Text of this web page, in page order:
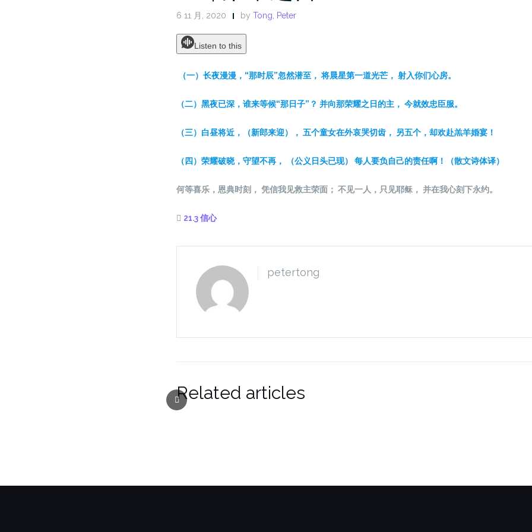
6 11 月, 2020 by Tong, Peter
Listen to this
（一） 长夜漫漫，“那时辰”忽然潜至， 将晨星第一道光芒， 射入你们心房。
（二）黑夜已深， 谁来等候“那日子”？ 并向那荣耀之日的主， 今就效忠臣服。
（三）白昼将近，（新郎来迎）， 五个童女在外哀哭切齿 ， 另五个，却欢赴羔羊婚宴！
（四）荣耀破晓，守望不再， （公义 日头已现） 每人要负自己的责任啊！（散文诗体译）
何等喜乐 ，恩典时刻， 凭信我见救主荣面； 不见一人，只 见耶稣 ， 并在我心刻下永约。
21.3 信心
petertong
Related articles
Previous